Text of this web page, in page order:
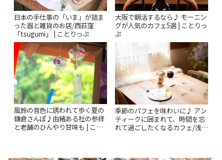
日本の手仕事の「いま」が詰ま
った器と雑貨のお店/西荻窪
「tsugumi」 | ことりっぷ
大阪で朝活するなら♪ モーニン
グが人気のカフェ5選 | ことりっ
ぷ
風鈴の音色に誘われて歩く夏の
鎌倉さんぽ♪由緒ある社の参拝
と老舗のひんやり甘味も | こと
季節のパフェを味わいに♪ アン
ティークに囲まれて、時間を忘
れて過ごしたくなるカフェ/浅草